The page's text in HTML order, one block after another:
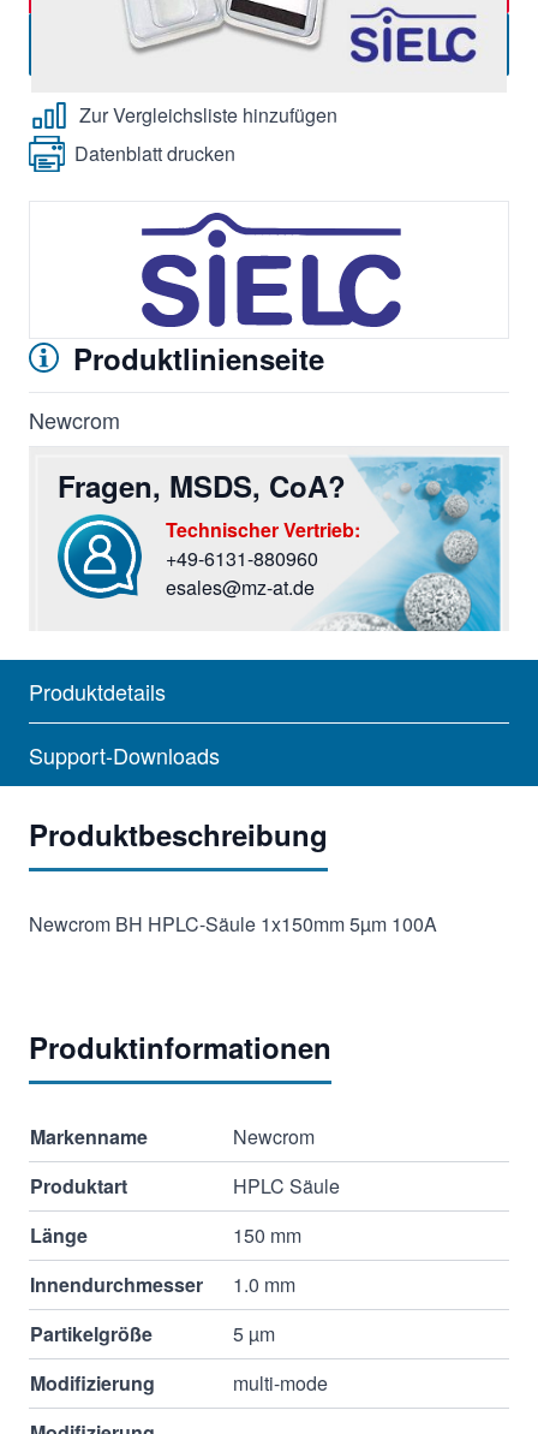
Angebot anfordern
Zur Vergleichsliste hinzufügen
Datenblatt drucken
Produktlinienseite
Newcrom
Fragen, MSDS, CoA?
Sie haben Fragen? Rufen Sie uns an oder screiben
Technischer Vertrieb:
+49-6131-880960
esales@mz-at.de
Produktdetails
Support-Downloads
Produktbeschreibung
Newcrom BH HPLC-Säule 1x150mm 5µm 100A
Produktinformationen
Markenname
Newcrom
Produktart
HPLC Säule
Länge
150 mm
Innendurchmesser
1.0 mm
Partikelgröße
5 µm
Modifizierung
multi-mode